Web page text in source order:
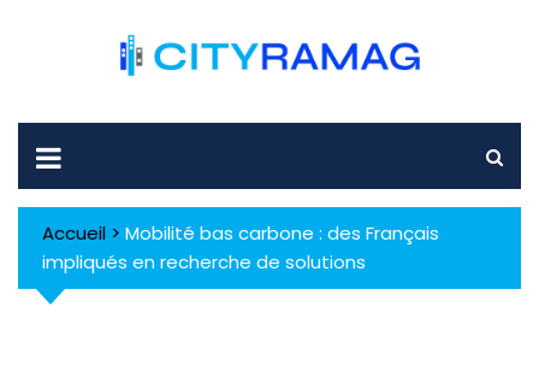
Accueil > Mobilité bas carbone : des Français
impliqués en recherche de solutions